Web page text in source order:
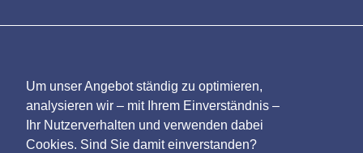
Um unser Angebot ständig zu optimieren,
analysieren wir – mit Ihrem Einverständnis –
Ihr Nutzerverhalten und verwenden dabei
Cookies. Sind Sie damit einverstanden?